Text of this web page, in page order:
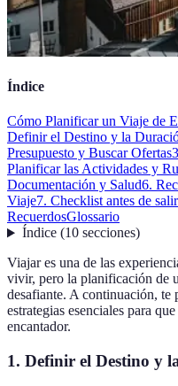
Índice
Cómo Planificar un Viaje de
Definir el Destino y la
Presupuesto y Buscar Ofertas
Planificar las Actividades y
Documentación y Salud6.
Viaje7. Checklist antes de salir
RecuerdosGlossario
Índice(10 secciones)
Viajar es una de las
vivir, pero la planificación de
desafiante. A continuación, te
estrategias esenciales para
encantador.
1. Definir el Destino y